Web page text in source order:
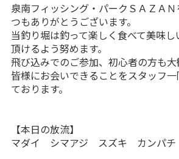
泉南フィッシング・パークＳＡＺＡ
つもありがとうございます。
当釣り堀は釣って楽しく食べて美味
頂けるよう努めます。
飛び込みでのご参加、初心者の方も大
皆様にお会いできることをスタッフ
ております。
【本日の放流】
マダイ シマアジ スズキ カンパチ